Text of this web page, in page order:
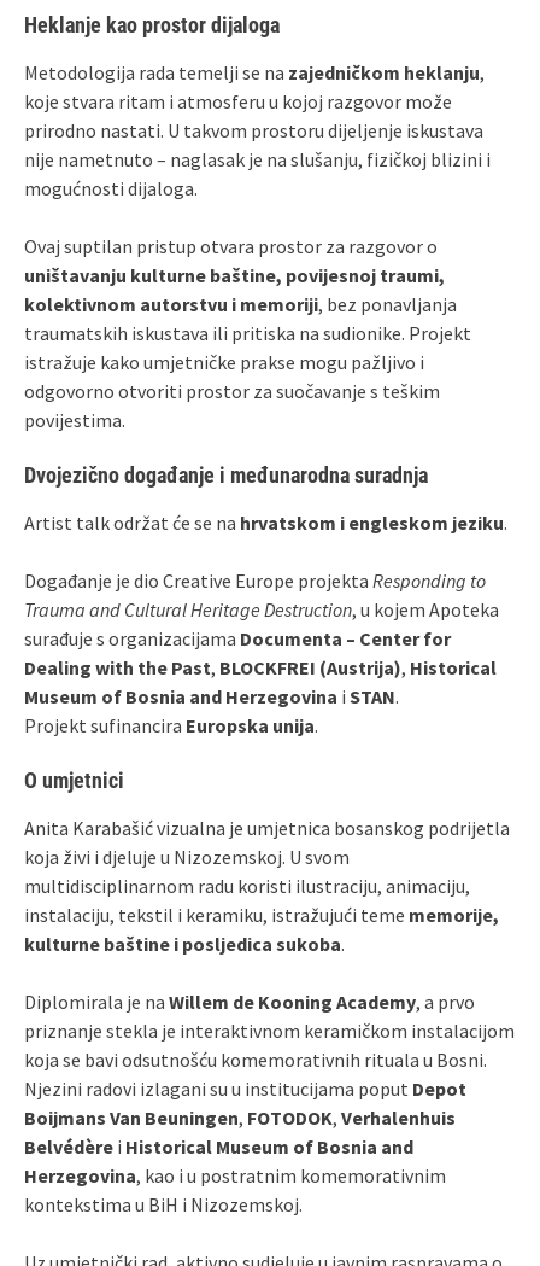
Heklanje kao prostor dijaloga
Metodologija rada temelji se na zajedničkom heklanju,
koje stvara ritam i atmosferu u kojoj razgovor može
prirodno nastati. U takvom prostoru dijeljenje iskustava
nije nametnuto – naglasak je na slušanju, fizičkoj blizini i
mogućnosti dijaloga.
Ovaj suptilan pristup otvara prostor za razgovor o
uništavanju kulturne baštine, povijesnoj traumi,
kolektivnom autorstvu i memoriji, bez ponavljanja
traumatskih iskustava ili pritiska na sudionike. Projekt
istražuje kako umjetničke prakse mogu pažljivo i
odgovorno otvoriti prostor za suočavanje s teškim
povijestima.
Dvojezično događanje i međunarodna suradnja
Artist talk održat će se na hrvatskom i engleskom jeziku.
Događanje je dio Creative Europe projekta Responding to
Trauma and Cultural Heritage Destruction, u kojem Apoteka
surađuje s organizacijama Documenta – Center for
Dealing with the Past, BLOCKFREI (Austrija), Historical
Museum of Bosnia and Herzegovina i STAN.
Projekt sufinancira Europska unija.
O umjetnici
Anita Karabašić vizualna je umjetnica bosanskog podrijetla
koja živi i djeluje u Nizozemskoj. U svom
multidisciplinarnom radu koristi ilustraciju, animaciju,
instalaciju, tekstil i keramiku, istražujući teme memorije,
kulturne baštine i posljedica sukoba.
Diplomirala je na Willem de Kooning Academy, a prvo
priznanje stekla je interaktivnom keramičkom instalacijom
koja se bavi odsutnošću komemorativnih rituala u Bosni.
Njezini radovi izlagani su u institucijama poput Depot
Boijmans Van Beuningen, FOTODOK, Verhalenhuis
Belvédère i Historical Museum of Bosnia and
Herzegovina, kao i u postratnim komemorativnim
kontekstima u BiH i Nizozemskoj.